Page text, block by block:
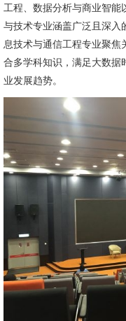
工程、数据分析与商业智能
与技术专业涵盖广泛且深入
息技术与通信工程专业聚焦
合多学科知识，满足大数据
业发展趋势。